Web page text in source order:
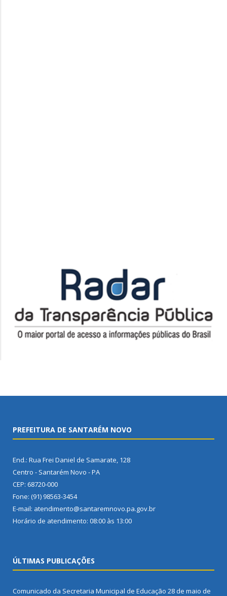
PREFEITURA DE SANTARÉM NOVO
End.: Rua Frei Daniel de Samarate, 128
Centro - Santarém Novo - PA
CEP: 68720-000
Fone: (91) 98563-3454
E-mail: atendimento@santaremnovo.pa.gov.br
Horário de atendimento: 08:00 às 13:00
ÚLTIMAS PUBLICAÇÕES
Comunicado da Secretaria Municipal de Educação 28 de maio de